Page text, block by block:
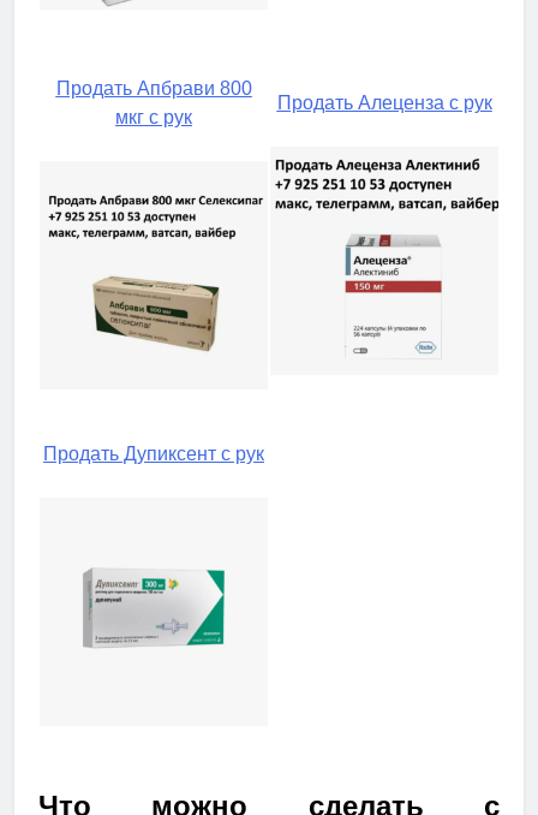
Продать Апбрави 800
мкг с рук
Продать Алеценза с рук
Продать Дупиксент с рук
Что можно сделать с